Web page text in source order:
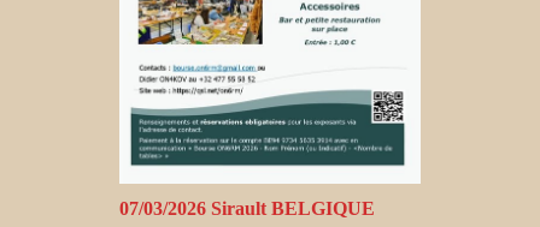
07/03/2026 Sirault BELGIQUE